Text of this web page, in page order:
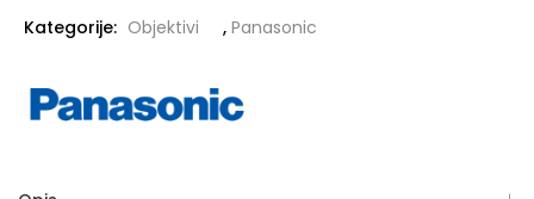
Kategorije: Objektivi , Panasonic